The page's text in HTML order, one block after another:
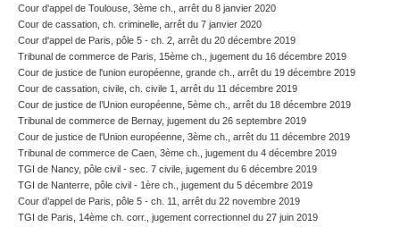
Cour d'appel de Toulouse, 3ème ch., arrêt du 8 janvier 2020
Cour de cassation, ch. criminelle, arrêt du 7 janvier 2020
Cour d'appel de Paris, pôle 5 - ch. 2, arrêt du 20 décembre 2019
Tribunal de commerce de Paris, 15ème ch., jugement du 16 décembre 2019
Cour de justice de l'union européenne, grande ch., arrêt du 19 décembre 2019
Cour de cassation, civile, ch. civile 1, arrêt du 11 décembre 2019
Cour de justice de l’Union européenne, 5ème ch., arrêt du 18 décembre 2019
Tribunal de commerce de Bernay, jugement du 26 septembre 2019
Cour de justice de l'Union européenne, 3ème ch., arrêt du 11 décembre 2019
Tribunal de commerce de Caen, 3ème ch., jugement du 4 décembre 2019
TGI de Nancy, pôle civil - sec. 7 civile, jugement du 6 décembre 2019
TGI de Nanterre, pôle civil - 1ère ch., jugement du 5 décembre 2019
Cour d’appel de Paris, pôle 5 - ch. 11, arrêt du 22 novembre 2019
TGI de Paris, 14ème ch. corr., jugement correctionnel du 27 juin 2019